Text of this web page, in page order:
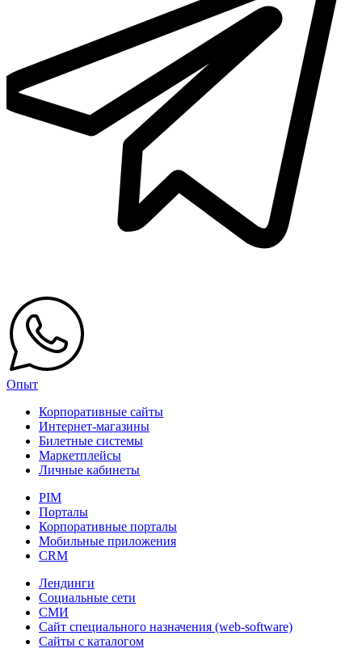
Опыт
Корпоративные сайты
Интернет-магазины
Билетные системы
Маркетплейсы
Личные кабинеты
PIM
Порталы
Корпоративные порталы
Мобильные приложения
CRM
Лендинги
Социальные сети
СМИ
Сайт специального назначения (web-software)
Сайты с каталогом